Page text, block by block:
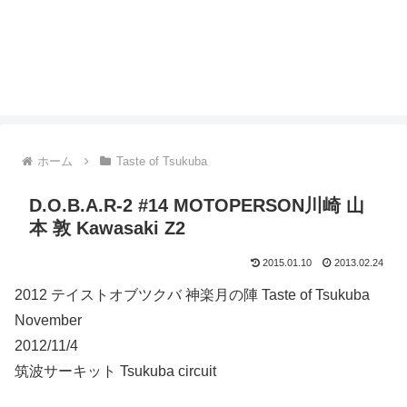
ホーム Taste of Tsukuba
D.O.B.A.R-2 #14 MOTOPERSON川崎 山
本 敦 Kawasaki Z2
2015.01.10 2013.02.24
2012 テイストオブツクバ 神楽月の陣 Taste of Tsukuba
November
2012/11/4
筑波サーキット Tsukuba circuit